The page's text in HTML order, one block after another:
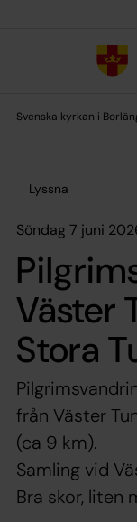
Svenska kyrkan i
Lyssna
söndag 7 juni
Väster
Stora
från Väster
(ca 9 km).
Samling vid
Bra skor, liten